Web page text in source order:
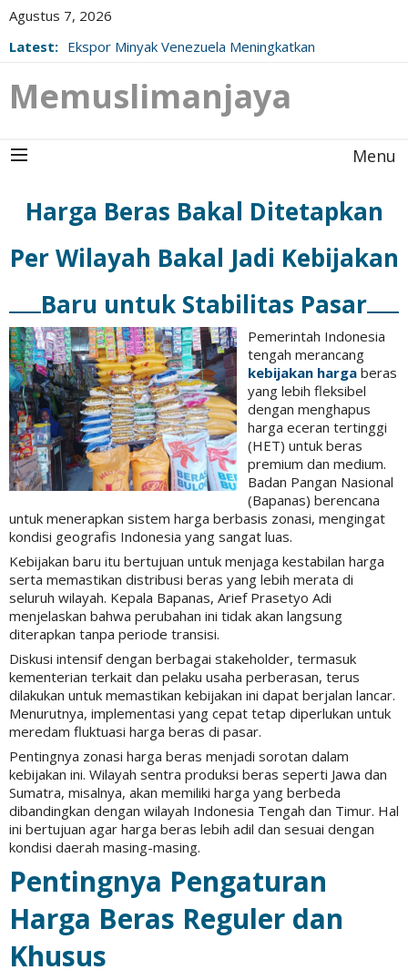
Agustus 7, 2026
Latest: Ekspor Minyak Venezuela Meningkatkan
Memuslimanjaya
Menu
Harga Beras Bakal Ditetapkan
Per Wilayah Bakal Jadi Kebijakan
Baru untuk Stabilitas Pasar
Pemerintah Indonesia
tengah merancang
kebijakan harga beras
yang lebih fleksibel
dengan menghapus
harga eceran tertinggi
(HET) untuk beras
premium dan medium.
Badan Pangan Nasional
(Bapanas) berencana
untuk menerapkan sistem harga berbasis zonasi, mengingat
kondisi geografis Indonesia yang sangat luas.
Kebijakan baru itu bertujuan untuk menjaga kestabilan harga
serta memastikan distribusi beras yang lebih merata di
seluruh wilayah. Kepala Bapanas, Arief Prasetyo Adi
menjelaskan bahwa perubahan ini tidak akan langsung
diterapkan tanpa periode transisi.
Diskusi intensif dengan berbagai stakeholder, termasuk
kementerian terkait dan pelaku usaha perberasan, terus
dilakukan untuk memastikan kebijakan ini dapat berjalan lancar.
Menurutnya, implementasi yang cepat tetap diperlukan untuk
meredam fluktuasi harga beras di pasar.
Pentingnya zonasi harga beras menjadi sorotan dalam
kebijakan ini. Wilayah sentra produksi beras seperti Jawa dan
Sumatra, misalnya, akan memiliki harga yang berbeda
dibandingkan dengan wilayah Indonesia Tengah dan Timur. Hal
ini bertujuan agar harga beras lebih adil dan sesuai dengan
kondisi daerah masing-masing.
Pentingnya Pengaturan
Harga Beras Reguler dan
Khusus